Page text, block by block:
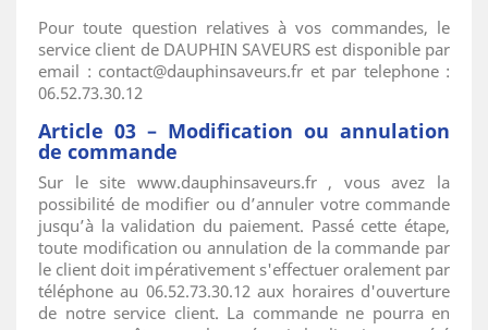
Pour toute question relatives à vos commandes, le
service client de DAUPHIN SAVEURS est disponible par
email : contact@dauphinsaveurs.fr et par telephone :
06.52.73.30.12
Article 03 – Modification ou annulation
de commande
Sur le site www.dauphinsaveurs.fr , vous avez la
possibilité de modifier ou d’annuler votre commande
jusqu’à la validation du paiement. Passé cette étape,
toute modification ou annulation de la commande par
le client doit impérativement s'effectuer oralement par
téléphone au 06.52.73.30.12 aux horaires d'ouverture
de notre service client. La commande ne pourra en